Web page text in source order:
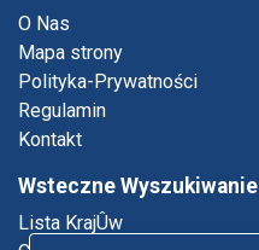
O Nas
Mapa strony
Polityka-Prywatności
Regulamin
Kontakt
Wsteczne Wyszukiwanie
Lista KrajÛw